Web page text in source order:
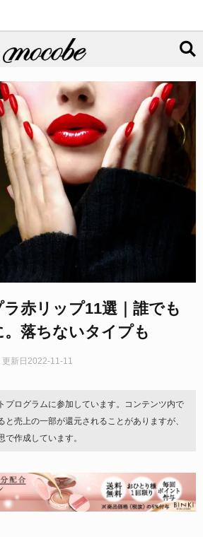
赤リップ11選｜誰でも
落ちないタイプも
更新日2022-11-11
プログラムに参加しています。コンテンツ内で
と売上の一部が還元されることがありますが、
で作成しています。